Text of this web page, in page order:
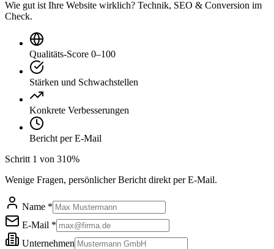
Wie gut ist Ihre Website wirklich? Technik, SEO & Conversion im
Check.
Qualitäts-Score 0–100
Stärken und Schwachstellen
Konkrete Verbesserungen
Bericht per E-Mail
Schritt 1 von 310%
Wenige Fragen, persönlicher Bericht direkt per E-Mail.
Name *
E-Mail *
Unternehmen